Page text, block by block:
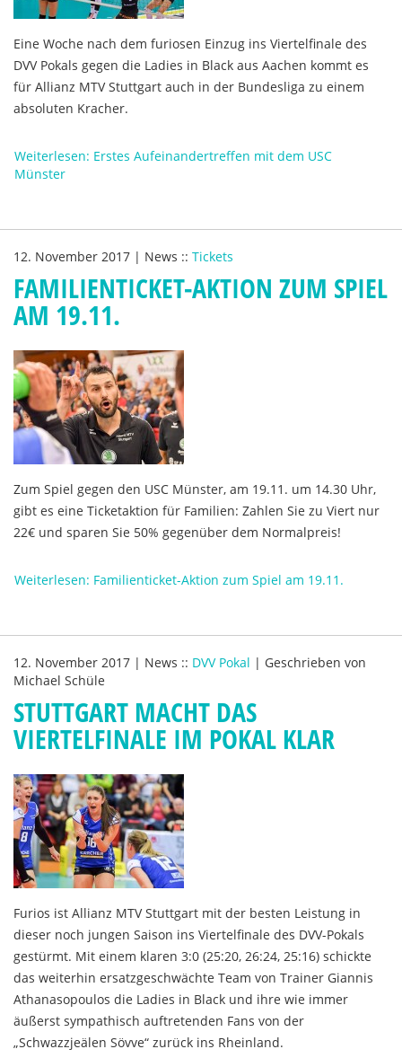
Eine Woche nach dem furiosen Einzug ins Viertelfinale des
DVV Pokals gegen die Ladies in Black aus Aachen kommt es
für Allianz MTV Stuttgart auch in der Bundesliga zu einem
absoluten Kracher.
Weiterlesen: Erstes Aufeinandertreffen mit dem USC
Münster
12. November 2017 | News :: Tickets
FAMILIENTICKET-AKTION ZUM SPIEL
AM 19.11.
Zum Spiel gegen den USC Münster, am 19.11. um 14.30 Uhr,
gibt es eine Ticketaktion für Familien: Zahlen Sie zu Viert nur
22€ und sparen Sie 50% gegenüber dem Normalpreis!
Weiterlesen: Familienticket-Aktion zum Spiel am 19.11.
12. November 2017 | News :: DVV Pokal | Geschrieben von
Michael Schüle
STUTTGART MACHT DAS
VIERTELFINALE IM POKAL KLAR
Furios ist Allianz MTV Stuttgart mit der besten Leistung in
dieser noch jungen Saison ins Viertelfinale des DVV-Pokals
gestürmt. Mit einem klaren 3:0 (25:20, 26:24, 25:16) schickte
das weiterhin ersatzgeschwächte Team von Trainer Giannis
Athanasopoulos die Ladies in Black und ihre wie immer
äußerst sympathisch auftretenden Fans von der
„Schwazzjeälen Sövve“ zurück ins Rheinland.